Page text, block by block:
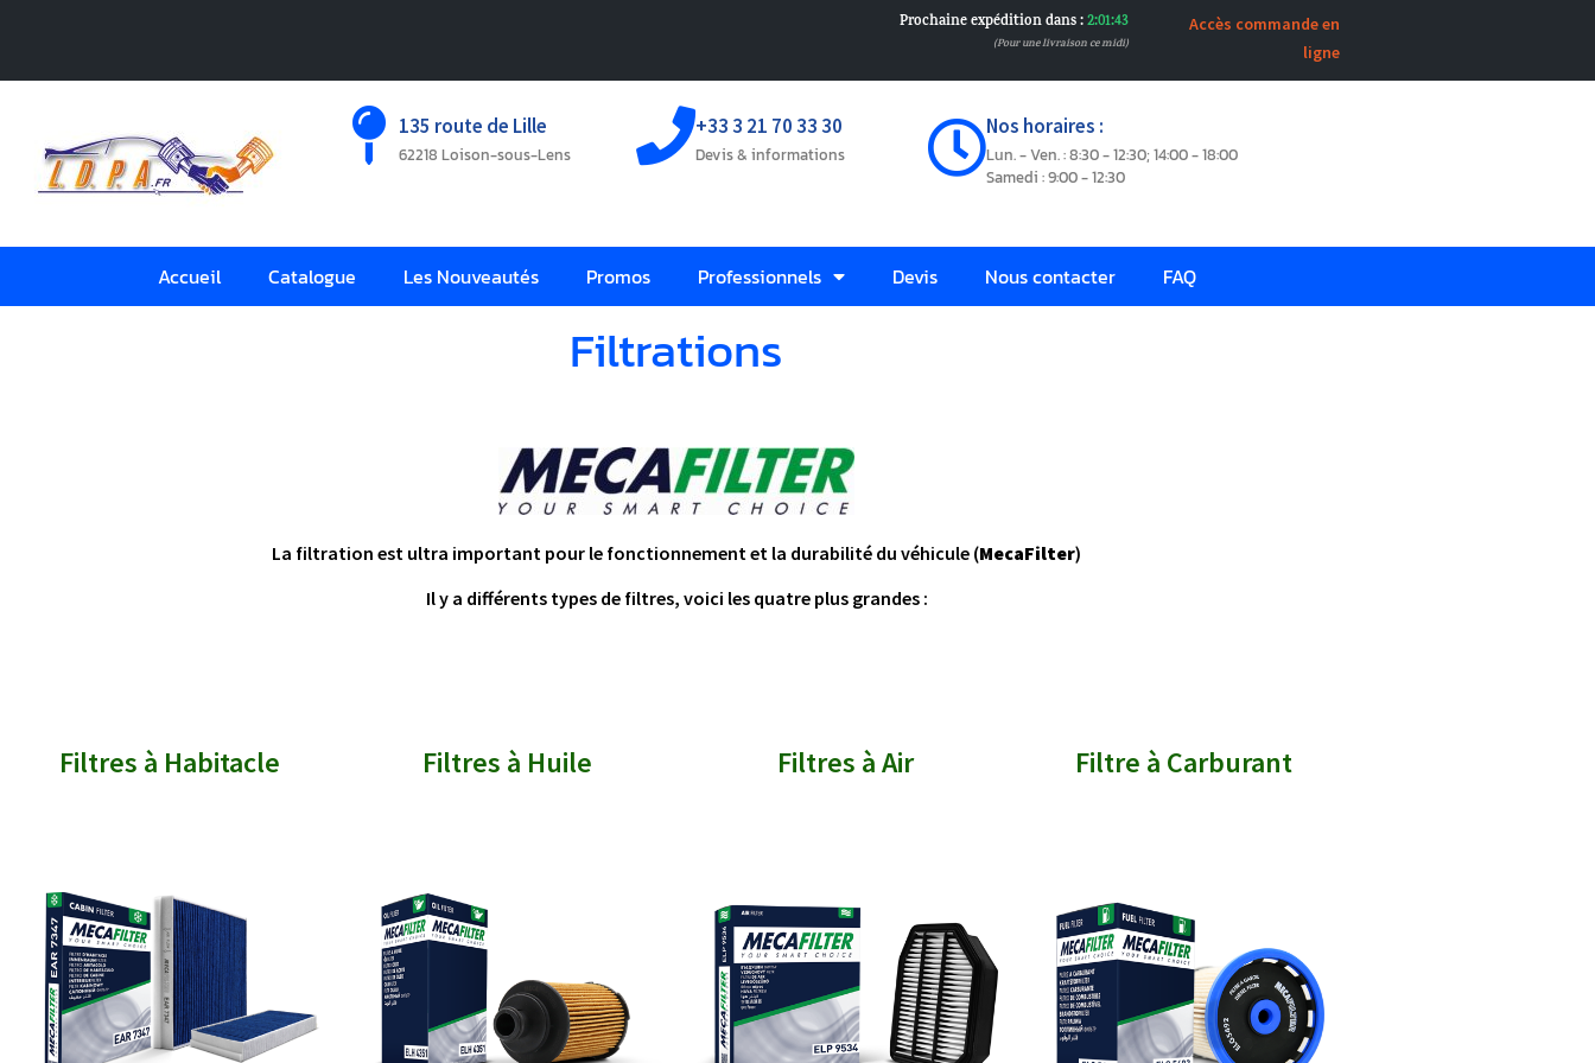
Prochaine expédition dans :2:01:43
(Pour une livraison ce midi)
Accès commande en
ligne
135 route de Lille
62218 Loison-sous-Lens
+33 3 21 70 33 30
Devis & informations
Nos horaires :
Lun. - Ven. : 8:30 - 12:30; 14:00 - 18:00
Samedi : 9:00 - 12:30
Accueil Catalogue Les Nouveautés Promos Professionnels Devis Nous contacter FAQ
Filtrations
La filtration est ultra important pour le fonctionnement et la durabilité du véhicule (MecaFilter)
Il y a différents types de filtres, voici les quatre plus grandes :
Filtres à Habitacle Filtres à Huile Filtres à Air Filtre à Carburant